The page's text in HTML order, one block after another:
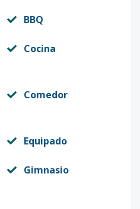
BBQ
Cocina
Comedor
Equipado
Gimnasio